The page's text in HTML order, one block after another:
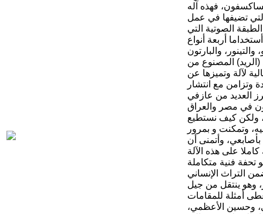
فهذه آله
بجماليتها والعذوبة التي تضيفها في عمل
الصوتية التي
والتينور، والبارتون
المصنوع من
لآلة وتميزها عن
وتزامن مع انتشار
العديد من عازفي
ولكن كيف نستطيع
وتمكنت و بمرور
وأتمنى أن
تحفة فنية متكاملة
التراث الإنساني
وهو ينتقل من جيل
أمثلة للمقامات
وحسين الأعظمي،